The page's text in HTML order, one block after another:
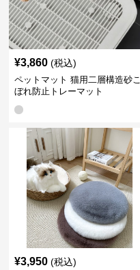
¥3,860 (税込)
ペットマット 猫用二層構造砂こ
ぼれ防止トレーマット
¥3,950 (税込)